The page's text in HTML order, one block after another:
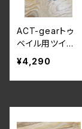
ACT-gearトゥ
ベイル用ツイン
クリップ / クリア
(5.5mm用)
¥4,290